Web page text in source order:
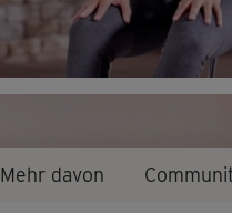
Mehr davon